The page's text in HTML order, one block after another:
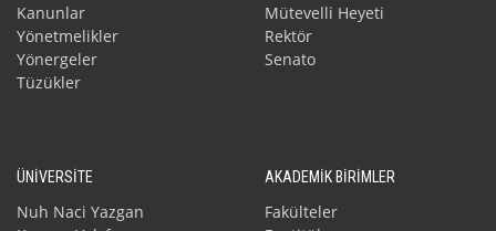
Kanunlar
Yönetmelikler
Yönergeler
Tüzükler
Mütevelli Heyeti
Rektör
Senato
ÜNİVERSİTE
Nuh Naci Yazgan
AKADEMİK BİRİMLER
Fakülteler